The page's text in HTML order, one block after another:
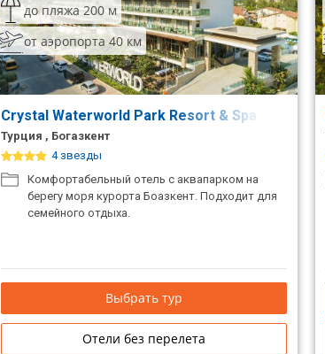
до пляжа 200 м
от аэропорта 40 км
Crystal Waterworld Park Resort & Spa
Турция , Богазкент
4 звезды
Комфортабельный отель с аквапарком на
берегу моря курорта Боазкент. Подходит для
семейного отдыха.
Выбрать тур
Отели без перелета